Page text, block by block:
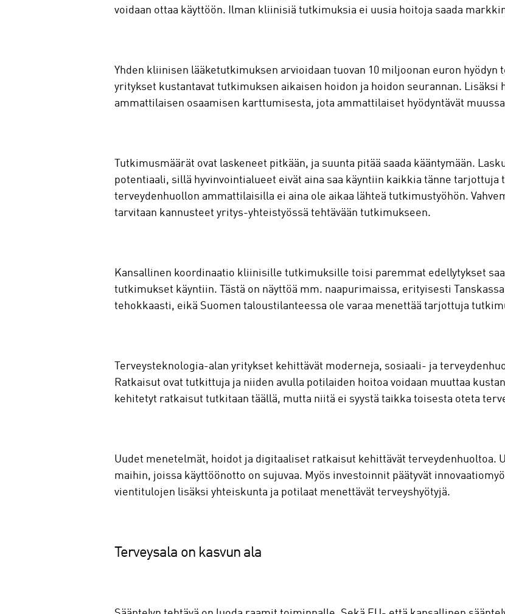
voidaan ottaa käyttöön. Ilman kliinisiä tutkimuksia ei uusia hoitoja saada
Yhden kliinisen lääketutkimuksen arvioidaan tuovan 10 miljoonan euron hyödyn
yritykset kustantavat tutkimuksen aikaisen hoidon ja hoidon seurannan. Lisäksi
ammattilaisen osaamisen karttumisesta, jota ammattilaiset hyödyntävät
Tutkimusmäärät ovat laskeneet pitkään, ja suunta pitää saada kääntymään.
potentiaali, sillä hyvinvointialueet eivät aina saa käyntiin kaikkia tänne
terveydenhuollon ammattilaisilla ei aina ole aikaa lähteä tutkimustyöhön.
tarvitaan kannusteet yritys-yhteistyössä tehtävään tutkimukseen.
Kansallinen koordinaatio kliinisille tutkimuksille toisi paremmat edellytykset
tutkimukset käyntiin. Tästä on näyttöä mm. naapurimaissa, erityisesti
tehokkaasti, eikä Suomen taloustilanteessa ole varaa menettää tarjottuja
Terveysteknologia-alan yritykset kehittävät moderneja, sosiaali- ja
Ratkaisut ovat tutkittuja ja niiden avulla potilaiden hoitoa voidaan muuttaa
kehitetyt ratkaisut tutkitaan täällä, mutta niitä ei syystä taikka toisesta oteta
Uudet menetelmät, hoidot ja digitaaliset ratkaisut kehittävät terveydenhuoltoa.
maihin, joissa käyttöönotto on sujuvaa. Myös investoinnit päätyvät
vientitulojen lisäksi yhteiskunta ja potilaat menettävät terveyshyötyjä.
Terveysala on kasvun ala